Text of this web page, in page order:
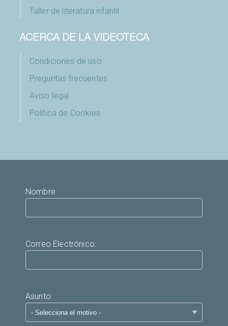
Taller de literatura infantil
ACERCA DE LA VIDEOTECA
Condiciones de uso
Preguntas frecuentes
Aviso legal
Política de Cookies
Nombre:
Correo Electrónico:
Asunto: